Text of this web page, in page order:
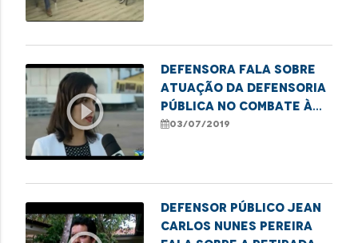
play_circle_outline
Defensora fala sobre
atuação da Defensoria
Pública no combate à
discriminação racial
03/07/2019
Defensor público Jean
Carlos Nunes Pereira